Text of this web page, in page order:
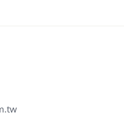
bastwedding